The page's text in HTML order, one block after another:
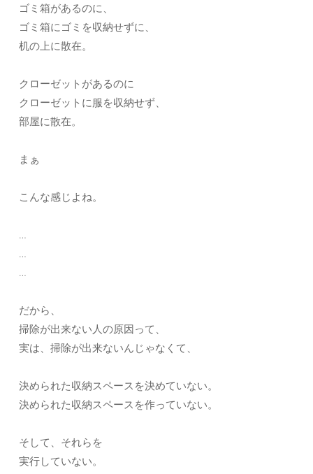
ゴミ箱があるのに、
ゴミ箱にゴミを収納せずに、
机の上に散在。
クローゼットがあるのに
クローゼットに服を収納せず、
部屋に散在。
まぁ
こんな感じよね。
…
…
…
だから、
掃除が出来ない人の原因って、
実は、掃除が出来ないんじゃなくて、
決められた収納スペースを決めていない。
決められた収納スペースを作っていない。
そして、それらを
実行していない。